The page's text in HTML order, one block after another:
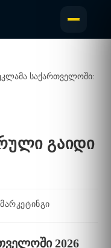
გაიდი
2026